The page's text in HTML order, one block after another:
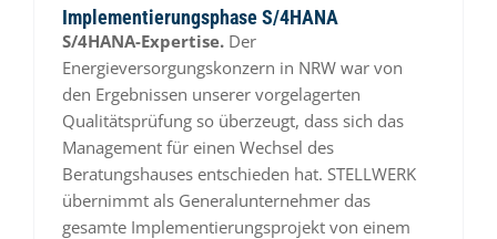
Implementierungsphase S/4HANA
S/4HANA-Expertise. Der
Energieversorgungskonzern in NRW war von
den Ergebnissen unserer vorgelagerten
Qualitätsprüfung so überzeugt, dass sich das
Management für einen Wechsel des
Beratungshauses entschieden hat. STELLWERK
übernimmt als Generalunternehmer das
gesamte Implementierungsprojekt von einem